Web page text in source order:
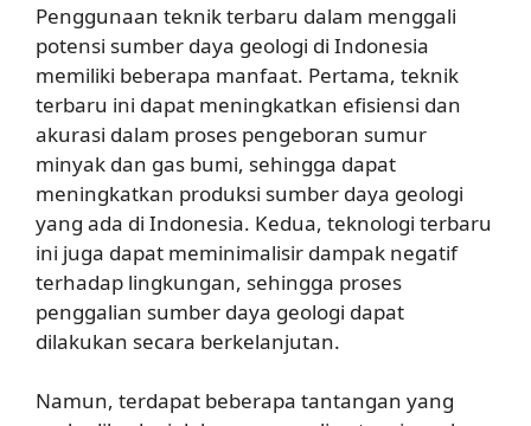
Penggunaan teknik terbaru dalam menggali
potensi sumber daya geologi di Indonesia
memiliki beberapa manfaat. Pertama, teknik
terbaru ini dapat meningkatkan efisiensi dan
akurasi dalam proses pengeboran sumur
minyak dan gas bumi, sehingga dapat
meningkatkan produksi sumber daya geologi
yang ada di Indonesia. Kedua, teknologi terbaru
ini juga dapat meminimalisir dampak negatif
terhadap lingkungan, sehingga proses
penggalian sumber daya geologi dapat
dilakukan secara berkelanjutan.
Namun, terdapat beberapa tantangan yang